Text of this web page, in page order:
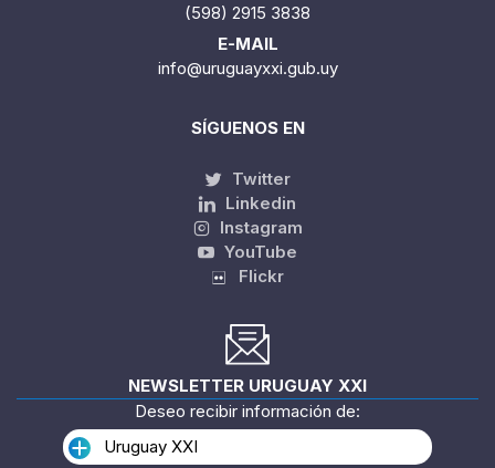
(598) 2915 3838
E-MAIL
info@uruguayxxi.gub.uy
SÍGUENOS EN
Twitter
Linkedin
Instagram
YouTube
Flickr
NEWSLETTER URUGUAY XXI
Deseo recibir información de:
Uruguay XXI